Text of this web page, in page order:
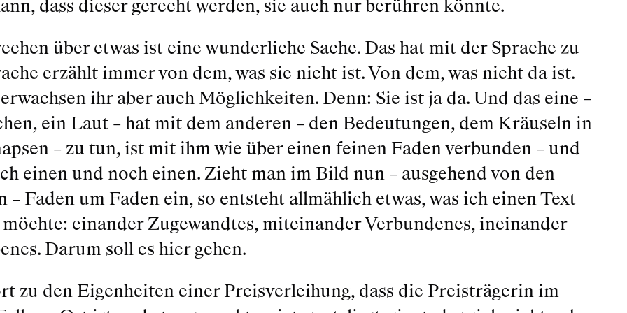
dass dieser gerecht werden, sie auch nur berühren könnte.
über etwas ist eine wunderliche Sache. Das hat mit der Sprache zu
erzählt immer von dem, was sie nicht ist. Von dem, was nicht da ist.
ihr aber auch Möglichkeiten. Denn: Sie ist ja da. Und das eine –
ein Laut – hat mit dem anderen – den Bedeutungen, dem Kräuseln in
– zu tun, ist mit ihm wie über einen feinen Faden verbunden – und
einen und noch einen. Zieht man im Bild nun – ausgehend von den
– Faden um Faden ein, so entsteht allmählich etwas, was ich einen Text
einander Zugewandtes, miteinander Verbundenes, ineinander
Darum soll es hier gehen.
zu den Eigenheiten einer Preisverleihung, dass die Preisträgerin im